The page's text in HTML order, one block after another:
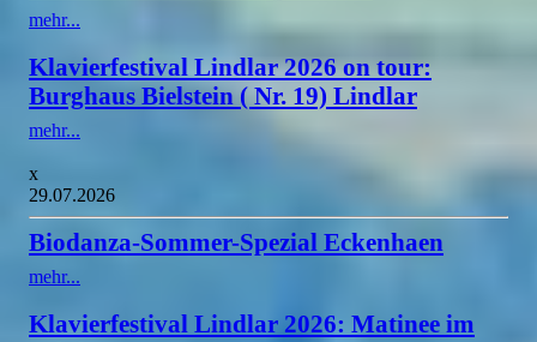
mehr...
Klavierfestival Lindlar 2026 on tour:
Burghaus Bielstein ( Nr. 19) Lindlar
mehr...
x
29.07.2026
Biodanza-Sommer-Spezial Eckenhaen
mehr...
Klavierfestival Lindlar 2026: Matinee im